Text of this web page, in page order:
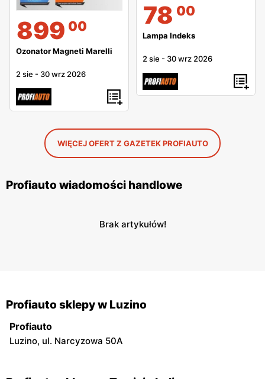
899 00
Ozonator Magneti Marelli
2 sie - 30 wrz 2026
78 00
Lampa Indeks
2 sie - 30 wrz 2026
WIĘCEJ OFERT Z GAZETEK PROFIAUTO
Profiauto wiadomości handlowe
Brak artykułów!
Profiauto sklepy w Luzino
Profiauto
Luzino, ul. Narcyzowa 50A